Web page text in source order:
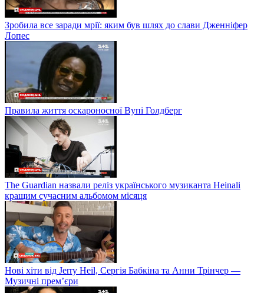
Зробила все заради мрії: яким був шлях до слави Дженніфер
Лопес
Правила життя оскароносної Вупі Голдберг
The Guardian назвали реліз українського музиканта Heinali
кращим сучасним альбомом місяця
Нові хіти від Jerry Heil, Сергія Бабкіна та Анни Трінчер —
Музичні прем’єри